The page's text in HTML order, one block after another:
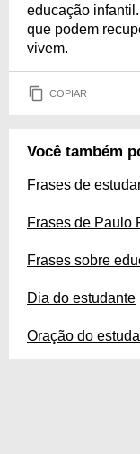
educação
que podem
vivem.
COPIAR
Você também
Frases de
Frases de Paulo
Frases sobre
Dia do estudante
Oração do